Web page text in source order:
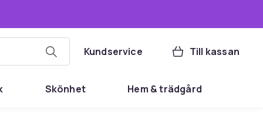
Kundservice Till kassan
Skönhet Hem & trädgård